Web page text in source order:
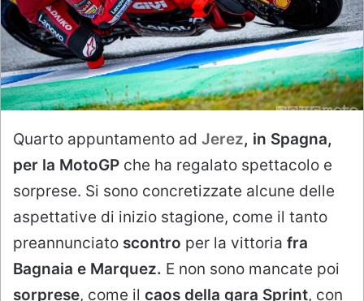
Quarto appuntamento ad Jerez, in Spagna,
per la MotoGP che ha regalato spettacolo e
sorprese. Si sono concretizzate alcune delle
aspettative di inizio stagione, come il tanto
preannunciato scontro per la vittoria fra
Bagnaia e Marquez. E non sono mancate poi
sorprese, come il caos della gara Sprint, con